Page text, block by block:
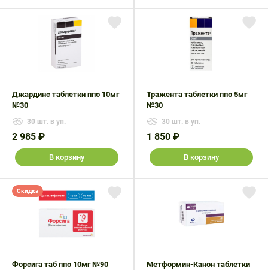
Джардинс таблетки ппо 10мг
№30
30 шт. в уп.
2 985 ₽
В корзину
Тражента таблетки ппо 5мг
№30
30 шт. в уп.
1 850 ₽
В корзину
Скидка
Форсига таб ппо 10мг №90
Метформин-Канон таблетки